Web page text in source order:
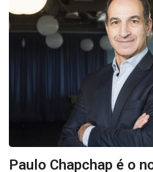
Paulo Chapchap é o